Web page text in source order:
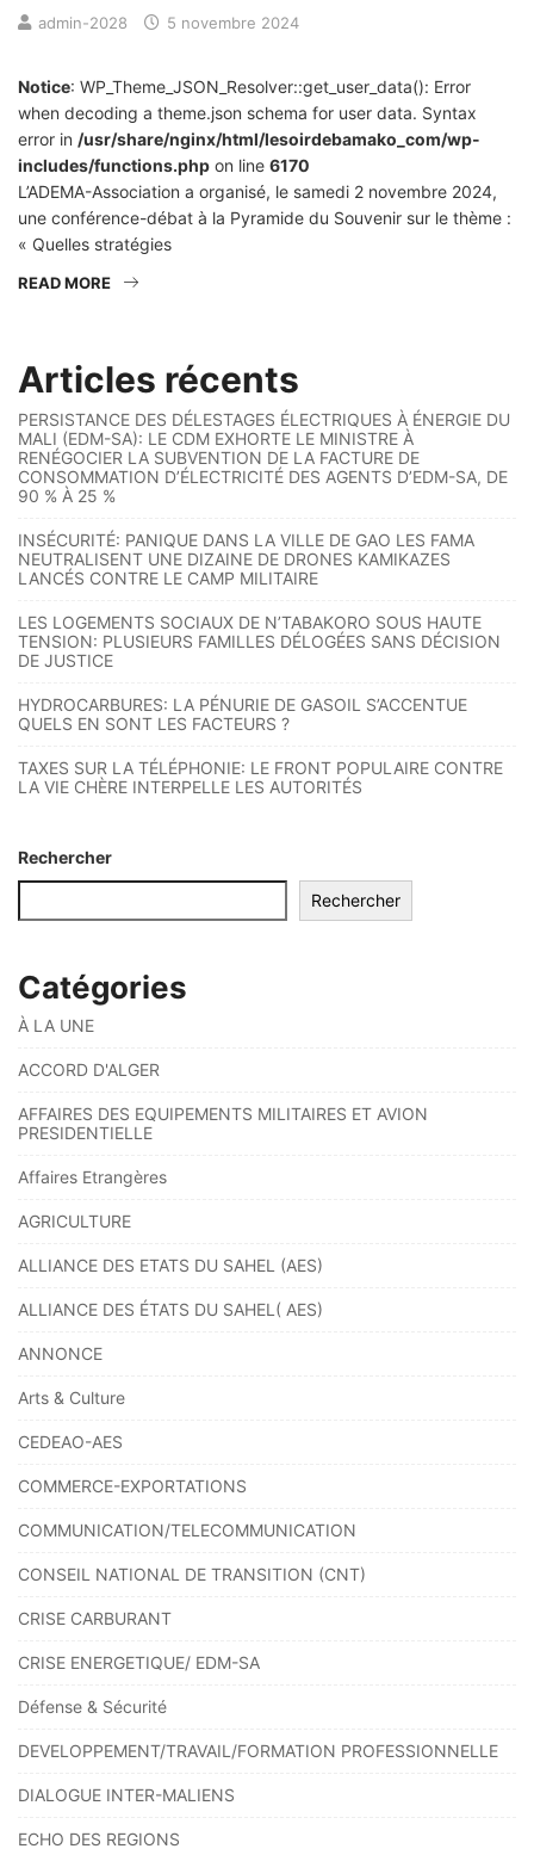
admin-2028 5 novembre 2024
Notice: WP_Theme_JSON_Resolver::get_user_data(): Error
when decoding a theme.json schema for user data. Syntax
error in /usr/share/nginx/html/lesoirdebamako_com/wp-
includes/functions.php on line 6170
L’ADEMA-Association a organisé, le samedi 2 novembre 2024,
une conférence-débat à la Pyramide du Souvenir sur le thème :
« Quelles stratégies
READ MORE
Articles récents
PERSISTANCE DES DÉLESTAGES ÉLECTRIQUES À ÉNERGIE DU
MALI (EDM-SA): LE CDM EXHORTE LE MINISTRE À
RENÉGOCIER LA SUBVENTION DE LA FACTURE DE
CONSOMMATION D’ÉLECTRICITÉ DES AGENTS D’EDM-SA, DE
90 % À 25 %
INSÉCURITÉ: PANIQUE DANS LA VILLE DE GAO LES FAMA
NEUTRALISENT UNE DIZAINE DE DRONES KAMIKAZES
LANCÉS CONTRE LE CAMP MILITAIRE
LES LOGEMENTS SOCIAUX DE N’TABAKORO SOUS HAUTE
TENSION: PLUSIEURS FAMILLES DÉLOGÉES SANS DÉCISION
DE JUSTICE
HYDROCARBURES: LA PÉNURIE DE GASOIL S’ACCENTUE
QUELS EN SONT LES FACTEURS ?
TAXES SUR LA TÉLÉPHONIE: LE FRONT POPULAIRE CONTRE
LA VIE CHÈRE INTERPELLE LES AUTORITÉS
Rechercher
Rechercher
Catégories
À LA UNE
ACCORD D'ALGER
AFFAIRES DES EQUIPEMENTS MILITAIRES ET AVION
PRESIDENTIELLE
Affaires Etrangères
AGRICULTURE
ALLIANCE DES ETATS DU SAHEL (AES)
ALLIANCE DES ÉTATS DU SAHEL( AES)
ANNONCE
Arts & Culture
CEDEAO-AES
COMMERCE-EXPORTATIONS
COMMUNICATION/TELECOMMUNICATION
CONSEIL NATIONAL DE TRANSITION (CNT)
CRISE CARBURANT
CRISE ENERGETIQUE/ EDM-SA
Défense & Sécurité
DEVELOPPEMENT/TRAVAIL/FORMATION PROFESSIONNELLE
DIALOGUE INTER-MALIENS
ECHO DES REGIONS